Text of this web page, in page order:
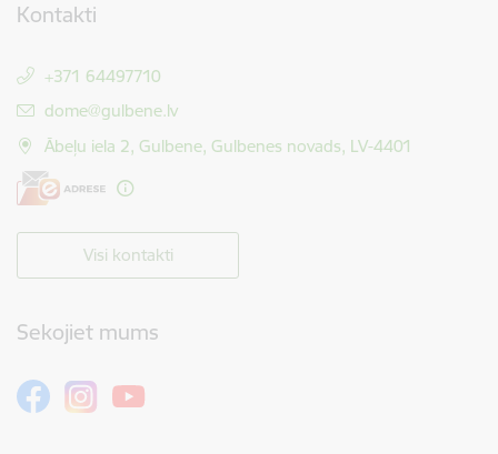
Kontakti
+371 64497710
E-pasts:
dome@gulbene.lv
Ābeļu iela 2, Gulbene, Gulbenes novads, LV-4401
Visi kontakti
Sekojiet mums